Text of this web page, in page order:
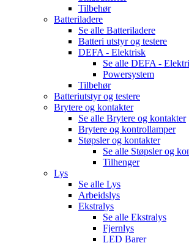
Tilbehør
Batteriladere
Se alle Batteriladere
Batteri utstyr og testere
DEFA - Elektrisk
Se alle DEFA -
Powersystem
Tilbehør
Batteriutstyr og testere
Brytere og kontakter
Se alle Brytere og kontakter
Brytere og kontrollamper
Støpsler og kontakter
Se alle Støpsler og
Tilhenger
Lys
Se alle Lys
Arbeidslys
Ekstralys
Se alle Ekstralys
Fjernlys
LED Barer